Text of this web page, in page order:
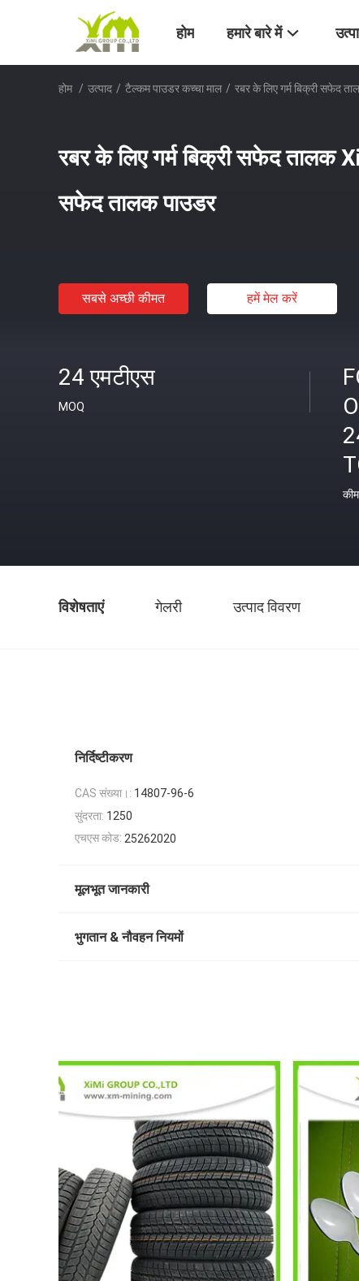
होम हमारे बारे में
होम / उत्पाद / टैल्कम पाउडर कच्चा माल / रबर के लिए गर्म बिक्री सफेद
रबर के लिए गर्म बिक्री सफेद तालक
सफेद तालक पाउडर
सबसे अच्छी कीमत हमें मेल करें
24 एमटीएस
MOQ
विशेषताएं गेलरी उत्पाद विवरण
निर्दिष्टीकरण
CAS संख्या।: 14807-96-6
सुंदरता: 1250
एचएस कोड: 25262020
मूलभूत जानकारी
भुगतान & नौवहन नियमों